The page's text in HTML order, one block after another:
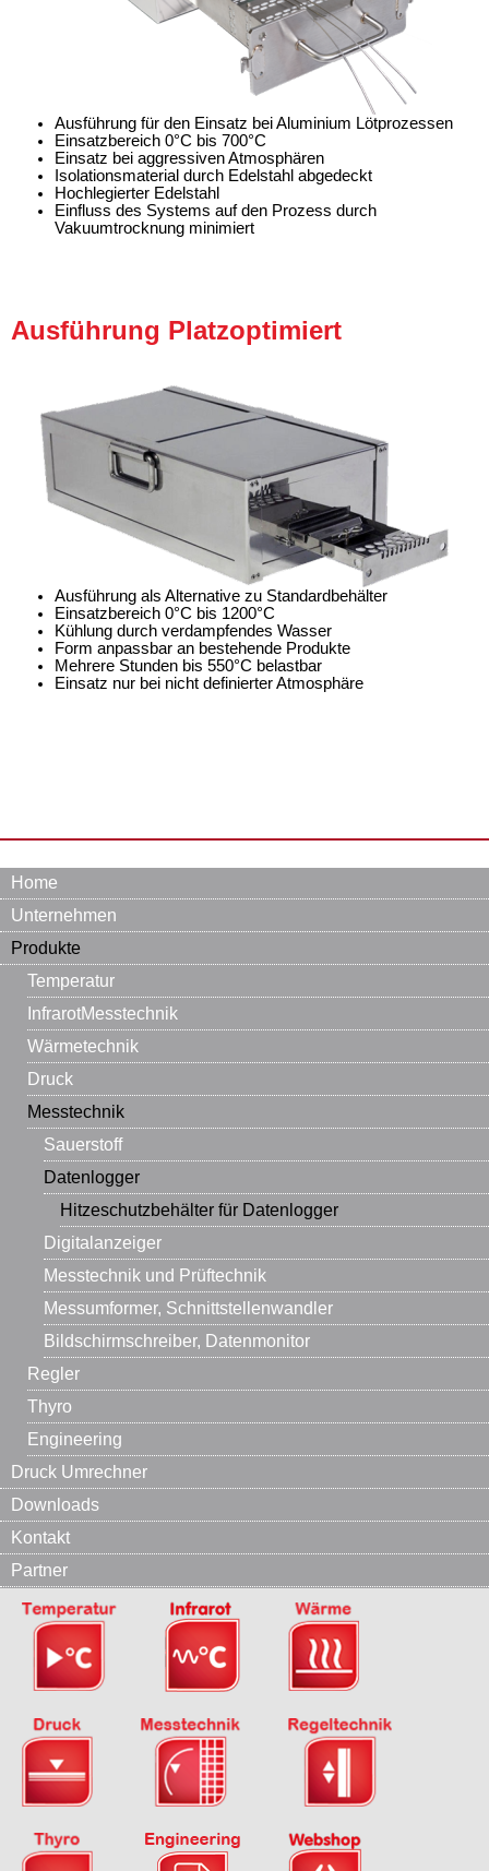
Ausführung für den Einsatz bei Aluminium Lötprozessen
Einsatzbereich 0°C bis 700°C
Einsatz bei aggressiven Atmosphären
Isolationsmaterial durch Edelstahl abgedeckt
Hochlegierter Edelstahl
Einfluss des Systems auf den Prozess durch
Vakuumtrocknung minimiert
Ausführung Platzoptimiert
Ausführung als Alternative zu Standardbehälter
Einsatzbereich 0°C bis 1200°C
Kühlung durch verdampfendes Wasser
Form anpassbar an bestehende Produkte
Mehrere Stunden bis 550°C belastbar
Einsatz nur bei nicht definierter Atmosphäre
Home
Unternehmen
Produkte
Temperatur
InfrarotMesstechnik
Wärmetechnik
Druck
Messtechnik
Sauerstoff
Datenlogger
Hitzeschutzbehälter für Datenlogger
Digitalanzeiger
Messtechnik und Prüftechnik
Messumformer, Schnittstellenwandler
Bildschirmschreiber, Datenmonitor
Regler
Thyro
Engineering
Druck Umrechner
Downloads
Kontakt
Partner